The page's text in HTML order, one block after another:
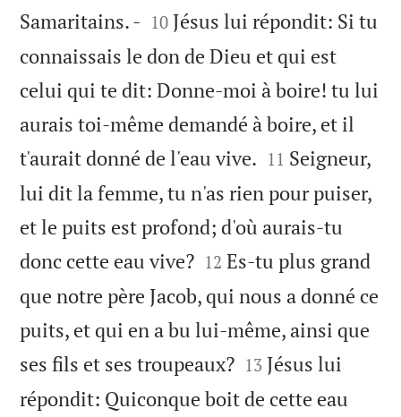
Samaritains. - 

10 Jésus lui répondit: Si tu
connaissais le don de Dieu et qui est
celui qui te dit: Donne-moi à boire! tu lui
aurais toi-même demandé à boire, et il
t'aurait donné de l'eau vive. 

11 Seigneur,
lui dit la femme, tu n'as rien pour puiser,
et le puits est profond; d'où aurais-tu
donc cette eau vive?
12 Es-tu plus grand
que notre père Jacob, qui nous a donné ce
puits, et qui en a bu lui-même, ainsi que
ses fils et ses troupeaux?
13 Jésus lui
répondit: Quiconque boit de cette eau